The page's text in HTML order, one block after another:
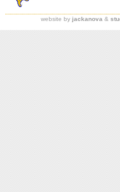
website by jackanova &